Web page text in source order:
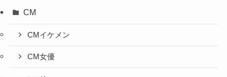
CM
CMイケメン
CM女優